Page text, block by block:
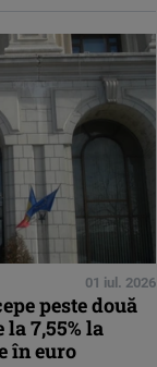
01 iul. 2026
peste două
7,55% la
în euro